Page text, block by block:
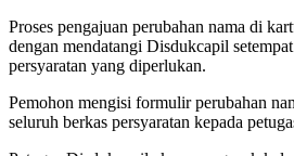
Proses pengajuan perubahan nama di
dengan mendatangi Disdukcapil
persyaratan yang diperlukan.
Pemohon mengisi formulir perubahan
seluruh berkas persyaratan kepada